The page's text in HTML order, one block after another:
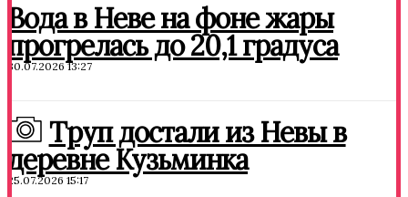
Вода в Неве на фоне жары
прогрелась до 20,1 градуса
30.07.2026 13:27
Труп достали из Невы в
деревне Кузьминка
25.07.2026 15:17